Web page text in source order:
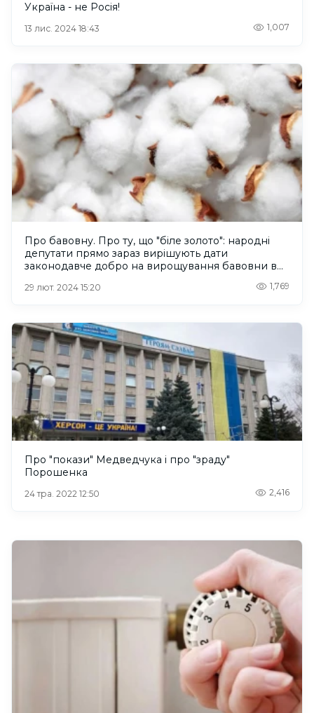
Україна - не Росія!
13 лис. 2024 18:43 1,007
Про бавовну. Про ту, що "біле золото": народні
депутати прямо зараз вирішують дати
законодавче добро на вирощування бавовни в
29 лют. 2024 15:20 1,769
Про "покази" Медведчука і про "зраду"
Порошенка
24 тра. 2022 12:50 2,416